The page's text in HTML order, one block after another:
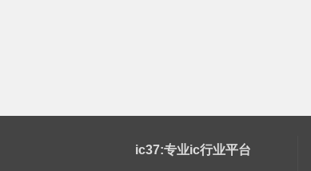
ic37:专业ic行业平台